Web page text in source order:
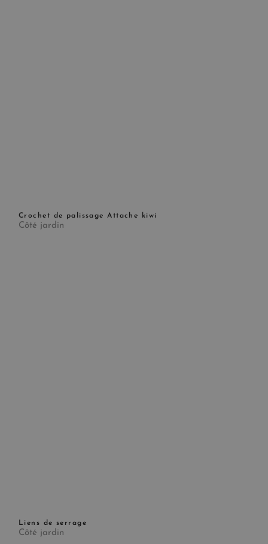
Crochet de palissage Attache kiwi
Côté jardin
Liens de serrage
Côté jardin